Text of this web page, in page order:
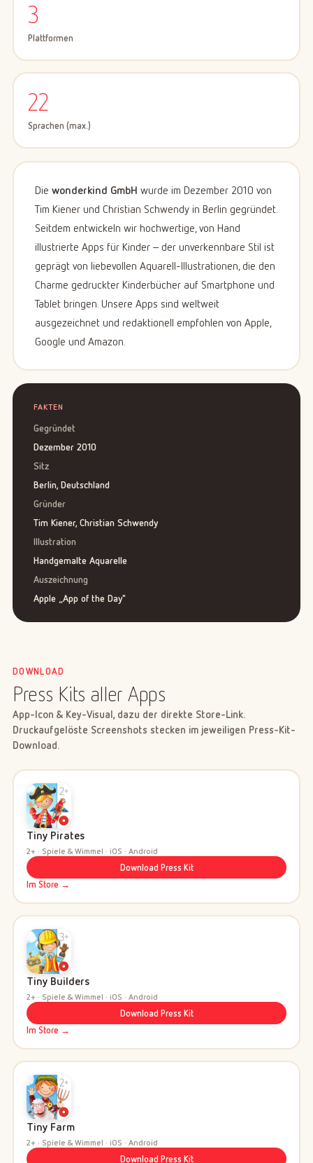
3
Plattformen
22
Sprachen (max.)
Die wonderkind GmbH wurde im Dezember 2010 von
Tim Kiener und Christian Schwendy in Berlin gegründet.
Seitdem entwickeln wir hochwertige, von Hand
illustrierte Apps für Kinder – der unverkennbare Stil ist
geprägt von liebevollen Aquarell-Illustrationen, die den
Charme gedruckter Kinderbücher auf Smartphone und
Tablet bringen. Unsere Apps sind weltweit
ausgezeichnet und redaktionell empfohlen von Apple,
Google und Amazon.
FAKTEN
Gegründet
Dezember 2010
Sitz
Berlin, Deutschland
Gründer
Tim Kiener, Christian Schwendy
Illustration
Handgemalte Aquarelle
Auszeichnung
Apple „App of the Day"
DOWNLOAD
Press Kits aller Apps
App-Icon & Key-Visual, dazu der direkte Store-Link.
Druckaufgelöste Screenshots stecken im jeweiligen Press-Kit-
Download.
Tiny Pirates
2+ · Spiele & Wimmel · iOS · Android
Download Press Kit
Im Store →
Tiny Builders
2+ · Spiele & Wimmel · iOS · Android
Download Press Kit
Im Store →
Tiny Farm
2+ · Spiele & Wimmel · iOS · Android
Download Press Kit